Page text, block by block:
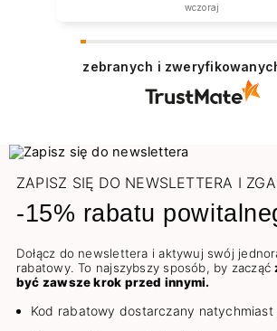
wczoraj
zebranych i
ZAPISZ SIĘ DO NEWSLETTERA I
-15% rabatu
Dołącz do newslettera i aktywuj swój
rabatowy. To najszybszy sposób, by zacząć
być zawsze krok przed innymi.
Kod rabatowy dostarczany natychmiast